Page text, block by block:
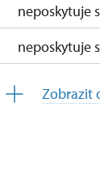
neposkytuje
neposkytuje
Zobrazit